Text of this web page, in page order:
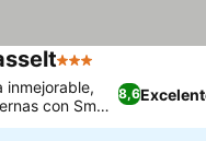
3 Estrellas
8,6
inmejorable,
con Smart